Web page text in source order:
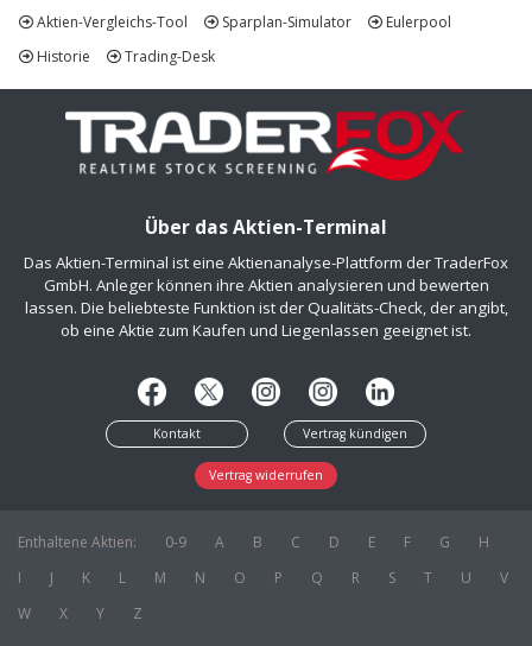
Aktien-Vergleichs-Tool
Sparplan-Simulator
Eulerpool
Historie
Trading-Desk
Über das Aktien-Terminal
Das Aktien-Terminal ist eine Aktienanalyse-Plattform der TraderFox
GmbH. Anleger können ihre Aktien analysieren und bewerten
lassen. Die beliebteste Funktion ist der Qualitäts-Check, der angibt,
ob eine Aktie zum Kaufen und Liegenlassen geeignet ist.
Kontakt Vertrag kündigen
Vertrag widerrufen
Enthaltene Aktien: 0-9 A B C D E F G
H
I
J K L M N O P Q R S T U
V
W
X Y Z